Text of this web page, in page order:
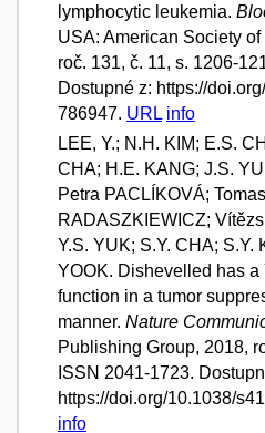
lymphocytic leukemia.
USA: American Society
roč. 131, č. 11, s. 1206-
Dostupné z: https://
786947. URL info
LEE, Y.; N.H. KIM; E.S.
CHA; H.E. KANG; J.S.
Petra PACLÍKOVÁ;
RADASZKIEWICZ;
Y.S. YUK; S.Y. CHA; S.Y.
YOOK. Dishevelled has a
function in a tumor
manner. Nature
Publishing Group, 2018,
ISSN 2041-1723.
https://doi.org/10.1038/
info